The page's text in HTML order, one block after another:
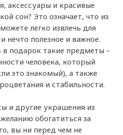
аксессуары и красивые
сон? Это означает, что из
легко извлечь для
нечто полезное и важное.
в подарок такие предметы –
человека, который
это знакомый), а также
и стабильности.
и другие украшения из
обогатиться за
вы ни перед чем не